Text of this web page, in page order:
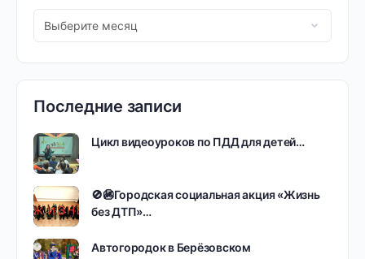
Последние записи
Цикл видеоуроков по ПДД для детей…
🚫🚳Городская социальная акция «Жизнь
без ДТП»…
Автогородок в Берёзовском